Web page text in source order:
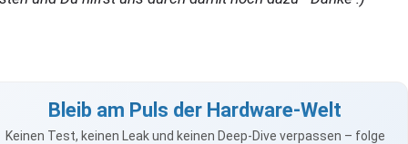
Bleib am Puls der Hardware-Welt
Keinen Test, keinen Leak und keinen Deep-Dive verpassen – folge